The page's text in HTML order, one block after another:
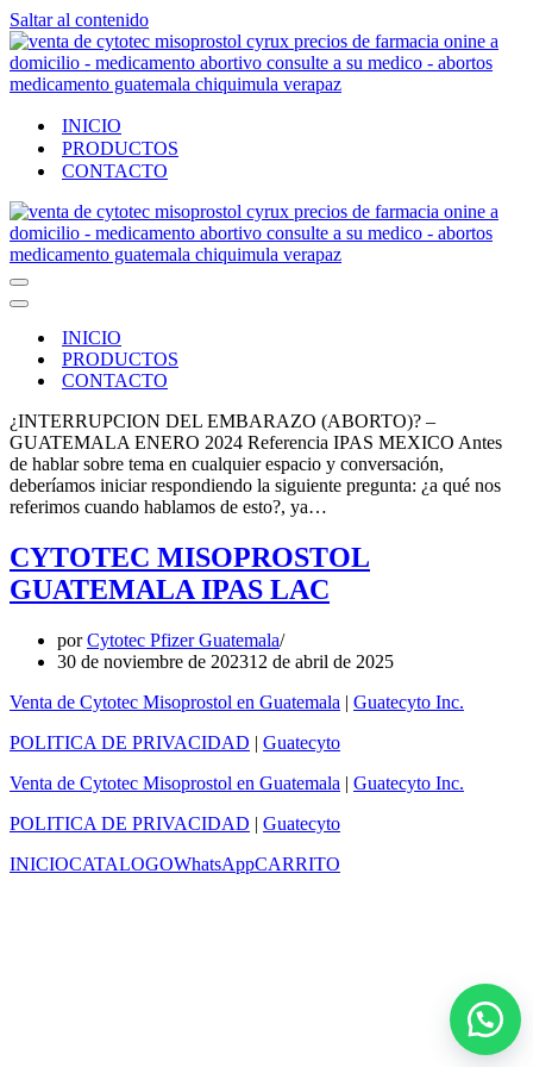
Saltar al contenido
INICIO
PRODUCTOS
CONTACTO
Menú
de
Menú
navegación
INICIO
PRODUCTOS
CONTACTO
¿INTERRUPCION DEL EMBARAZO (ABORTO)? –
GUATEMALA ENERO 2024 Referencia IPAS MEXICO Antes
de hablar sobre tema en cualquier espacio y conversación,
deberíamos iniciar respondiendo la siguiente pregunta: ¿a qué nos
referimos cuando hablamos de esto?, ya…
CYTOTEC MISOPROSTOL
GUATEMALA IPAS LAC
porCytotec Pfizer Guatemala
30 de noviembre de 202312 de abril de 2025
Venta de Cytotec Misoprostol en Guatemala | Guatecyto Inc.
POLITICA DE PRIVACIDAD | Guatecyto
Venta de Cytotec Misoprostol en Guatemala | Guatecyto Inc.
POLITICA DE PRIVACIDAD | Guatecyto
INICIOCATALOGOWhatsAppCARRITO